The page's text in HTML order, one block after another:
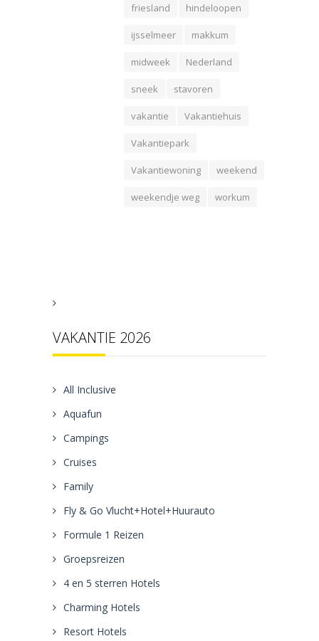
friesland hindeloopen
ijsselmeer makkum
midweek Nederland
sneek stavoren
vakantie Vakantiehuis
Vakantiepark
Vakantiewoning weekend
weekendje weg workum
VAKANTIE 2026
All Inclusive
Aquafun
Campings
Cruises
Family
Fly & Go Vlucht+Hotel+Huurauto
Formule 1 Reizen
Groepsreizen
4 en 5 sterren Hotels
Charming Hotels
Resort Hotels